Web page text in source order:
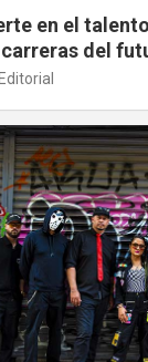
en el
del
Editorial